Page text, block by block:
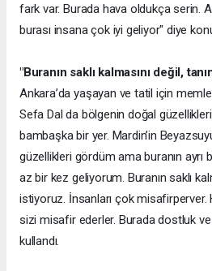
fark var. Burada hava oldukça serin.
burası insana çok iyi geliyor" diye
"Buranın saklı kalmasını değil,
Ankara’da yaşayan ve tatil için
Sefa Dal da bölgenin doğal
bambaşka bir yer. Mardin’in
güzellikleri gördüm ama buranın ayrı
az bir kez geliyorum. Buranın saklı
istiyoruz. İnsanları çok misafirperver.
sizi misafir ederler. Burada dostluk
kullandı.